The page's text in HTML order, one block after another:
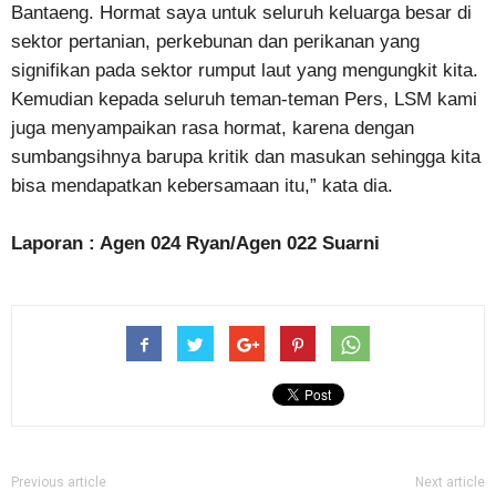
Bantaeng. Hormat saya untuk seluruh keluarga besar di
sektor pertanian, perkebunan dan perikanan yang
signifikan pada sektor rumput laut yang mengungkit kita.
Kemudian kepada seluruh teman-teman Pers, LSM kami
juga menyampaikan rasa hormat, karena dengan
sumbangsihnya barupa kritik dan masukan sehingga kita
bisa mendapatkan kebersamaan itu,” kata dia.
Laporan : Agen 024 Ryan/Agen 022 Suarni
Previous article Next article